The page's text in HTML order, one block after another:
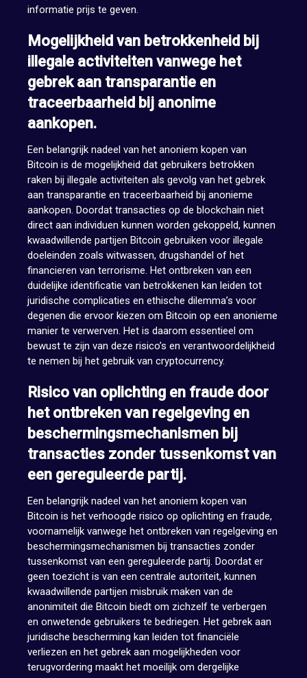
informatie prijs te geven.
Mogelijkheid van betrokkenheid bij
illegale activiteiten vanwege het
gebrek aan transparantie en
traceerbaarheid bij anonime
aankopen.
Een belangrijk nadeel van het anoniem kopen van
Bitcoin is de mogelijkheid dat gebruikers betrokken
raken bij illegale activiteiten als gevolg van het gebrek
aan transparantie en traceerbaarheid bij anonieme
aankopen. Doordat transacties op de blockchain niet
direct aan individuen kunnen worden gekoppeld, kunnen
kwaadwillende partijen Bitcoin gebruiken voor illegale
doeleinden zoals witwassen, drugshandel of het
financieren van terrorisme. Het ontbreken van een
duidelijke identificatie van betrokkenen kan leiden tot
juridische complicaties en ethische dilemma’s voor
degenen die ervoor kiezen om Bitcoin op een anonieme
manier te verwerven. Het is daarom essentieel om
bewust te zijn van deze risico’s en verantwoordelijkheid
te nemen bij het gebruik van cryptocurrency.
Risico van oplichting en fraude door
het ontbreken van regelgeving en
beschermingsmechanismen bij
transacties zonder tussenkomst van
een gereguleerde partij.
Een belangrijk nadeel van het anoniem kopen van
Bitcoin is het verhoogde risico op oplichting en fraude,
voornamelijk vanwege het ontbreken van regelgeving en
beschermingsmechanismen bij transacties zonder
tussenkomst van een gereguleerde partij. Doordat er
geen toezicht is van een centrale autoriteit, kunnen
kwaadwillende partijen misbruik maken van de
anonimiteit die Bitcoin biedt om zichzelf te verbergen
en onwetende gebruikers te bedriegen. Het gebrek aan
juridische bescherming kan leiden tot financiële
verliezen en het gebrek aan mogelijkheden voor
terugvordering maakt het moeilijk om dergelijke